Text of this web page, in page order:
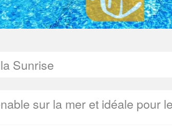
Sunrise
sur la mer et idéale pour